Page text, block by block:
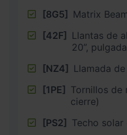
[8G5] Matrix
[42F] Llantas de
20”,
[NZ4] Llamada
[1PE] Tornillos de
cierre)
[PS2] Techo